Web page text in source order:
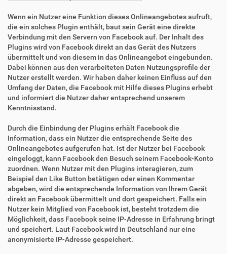
Wenn ein Nutzer eine Funktion dieses Onlineangebotes aufruft,
die ein solches Plugin enthält, baut sein Gerät eine direkte
Verbindung mit den Servern von Facebook auf. Der Inhalt des
Plugins wird von Facebook direkt an das Gerät des Nutzers
übermittelt und von diesem in das Onlineangebot eingebunden.
Dabei können aus den verarbeiteten Daten Nutzungsprofile der
Nutzer erstellt werden. Wir haben daher keinen Einfluss auf den
Umfang der Daten, die Facebook mit Hilfe dieses Plugins erhebt
und informiert die Nutzer daher entsprechend unserem
Kenntnisstand.
Durch die Einbindung der Plugins erhält Facebook die
Information, dass ein Nutzer die entsprechende Seite des
Onlineangebotes aufgerufen hat. Ist der Nutzer bei Facebook
eingeloggt, kann Facebook den Besuch seinem Facebook-Konto
zuordnen. Wenn Nutzer mit den Plugins interagieren, zum
Beispiel den Like Button betätigen oder einen Kommentar
abgeben, wird die entsprechende Information von Ihrem Gerät
direkt an Facebook übermittelt und dort gespeichert. Falls ein
Nutzer kein Mitglied von Facebook ist, besteht trotzdem die
Möglichkeit, dass Facebook seine IP-Adresse in Erfahrung bringt
und speichert. Laut Facebook wird in Deutschland nur eine
anonymisierte IP-Adresse gespeichert.